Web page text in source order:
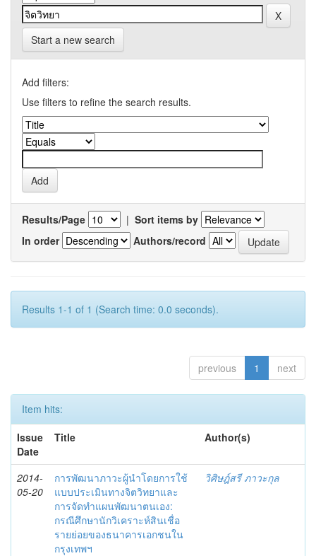
Start a new search
Add filters:
Use filters to refine the search results.
Results/Page | Sort items by
In order
Authors/record
Results 1-1 of 1 (Search time: 0.0 seconds).
previous 1 next
Item hits:
Issue
Date
Title Author(s)
2014-
05-20
การพัฒนาภาวะผู้นำโดยการใช้
แบบประเมินทางจิตวิทยาและ
การจัดทำแผนพัฒนาตนเอง:
กรณีศึกษานักวิเคราะห์สินเชื่อ
รายย่อยของธนาคารเอกชนใน
กรุงเทพฯ
วิศิษฎ์สรี ภาวะกุล